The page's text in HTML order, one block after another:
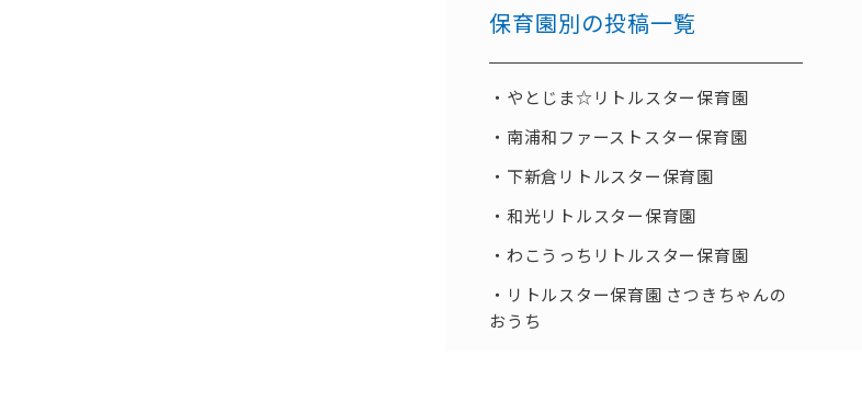
保育園別の投稿一覧
やとじま☆リトルスター保育園
南浦和ファーストスター保育園
下新倉リトルスター保育園
和光リトルスター保育園
わこうっちリトルスター保育園
リトルスター保育園 さつきちゃんの
おうち